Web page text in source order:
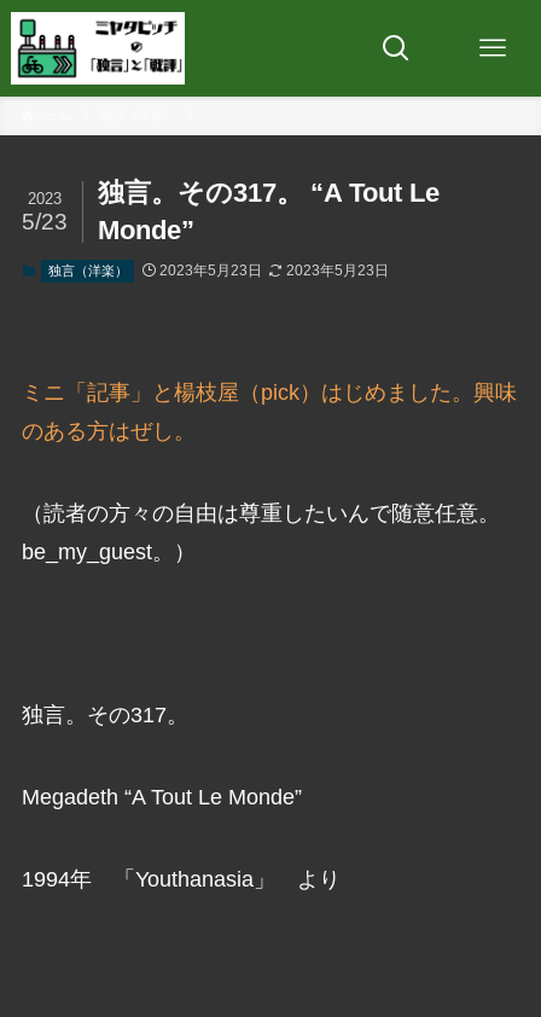
独言。その317。 “A Tout Le
Monde”
2023
5/23
独言（洋楽） 2023年5月23日 2023年5月23日
ミニ「記事」と楊枝屋（pick）はじめました。興味
のある方はぜし。
（読者の方々の自由は尊重したいんで随意任意。
be_my_guest。）
独言。その317。
Megadeth “A Tout Le Monde”
1994年 「Youthanasia」 より